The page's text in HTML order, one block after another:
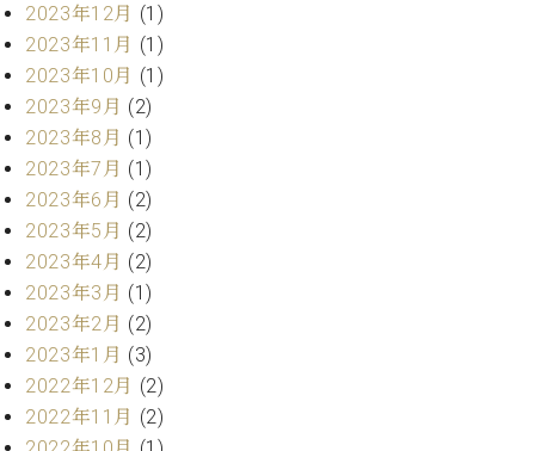
ベ
ヒ
シ
ュ
タ
イ
ン
コ
サ
ー
ト
ア
ッ
プ
ラ
イ
実
績
音
楽
教
愛
用
者
の
声
コ
ー
ル
音
楽
教
室
東
京
店
長
ご
挨
展
示
情
報
ホー
ル・
2023年12月 (1)
2023年11月 (1)
2023年10月 (1)
2023年9月 (2)
2023年8月 (1)
2023年7月 (1)
2023年6月 (2)
2023年5月 (2)
2023年4月 (2)
2023年3月 (1)
2023年2月 (2)
2023年1月 (3)
2022年12月 (2)
2022年11月 (2)